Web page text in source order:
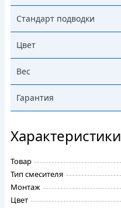
Стандарт подводки
Цвет
Вес
Гарантия
Характеристики
Товар
Тип смесителя
Монтаж
Цвет